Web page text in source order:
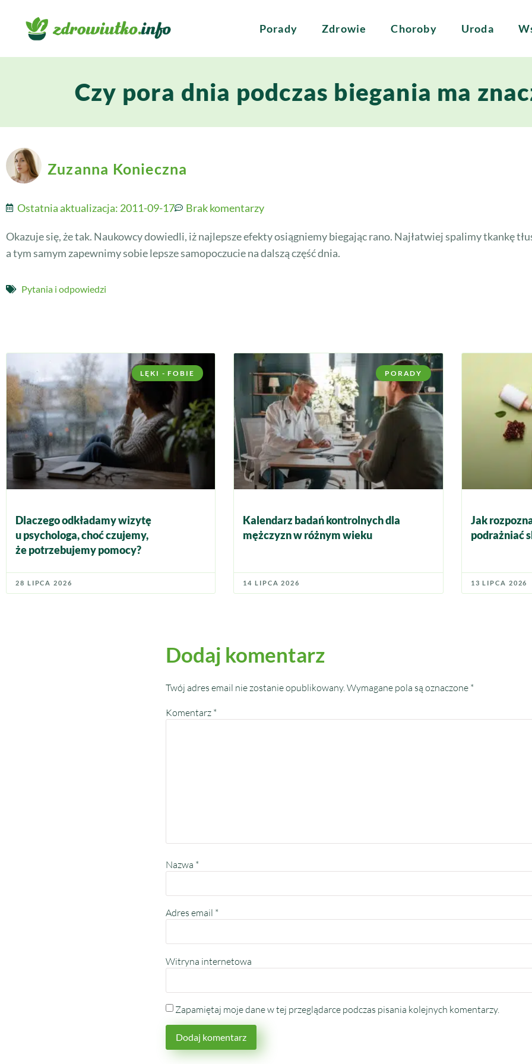
Porady Zdrowie Choroby Uroda
Czy pora dnia podczas biegania ma
Zuzanna Konieczna
Ostatnia aktualizacja: 2011-09-17 Brak komentarzy
Okazuje się, że tak. Naukowcy dowiedli, iż najlepsze efekty osiągniemy biegając rano. Najłatwiej spalimy tkankę
a tym samym zapewnimy sobie lepsze samopoczucie na dalszą część dnia.
Pytania i odpowiedzi
LĘKI - FOBIE
Dlaczego odkładamy wizytę
u psychologa, choć czujemy,
że potrzebujemy pomocy?
28 LIPCA 2026
PORADY
Kalendarz badań kontrolnych dla
mężczyzn w różnym wieku
14 LIPCA 2026
Jak
podrażniać
13 LIPCA 2026
Dodaj komentarz
Twój adres email nie zostanie opublikowany.Wymagane pola są oznaczone *
Komentarz *
Nazwa *
Adres email *
Witryna internetowa
Zapamiętaj moje dane w tej przeglądarce podczas pisania kolejnych komentarzy.